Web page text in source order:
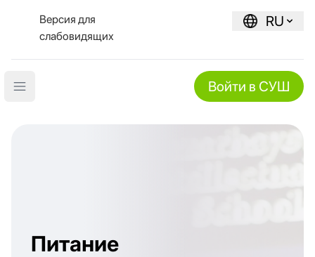
Версия для
слабовидящих
RU
Open main menu Войти в СУШ
Питание